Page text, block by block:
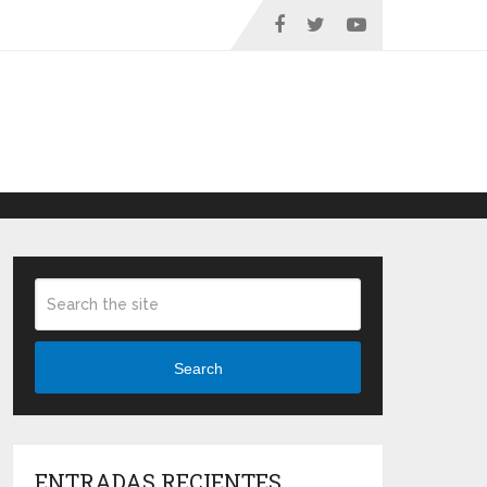
Search